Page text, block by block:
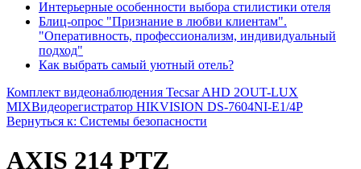
Интерьерные особенности выбора стилистики отеля
Блиц-опрос "Признание в любви клиентам".
"Оперативность, профессионализм, индивидуальный
подход"
Как выбрать самый уютный отель?
Комплект видеонаблюдения Tecsar AHD 2OUT-LUX
MIXВидеорегистратор HIKVISION DS-7604NI-E1/4P
Вернуться к: Системы безопасности
AXIS 214 PTZ